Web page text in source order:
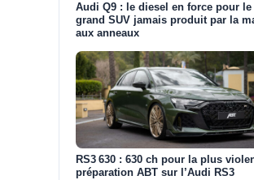
Audi Q9 : le diesel en force pour
grand SUV jamais produit par la
aux anneaux
RS3 630 : 630 ch pour la plus
préparation ABT sur l’Audi RS3